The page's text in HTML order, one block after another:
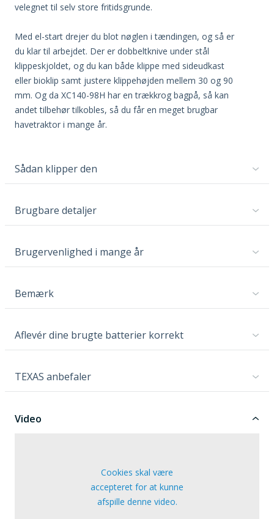
velegnet til selv store fritidsgrunde.
Med el-start drejer du blot nøglen i tændingen, og så er
du klar til arbejdet. Der er dobbeltknive under stål
klippeskjoldet, og du kan både klippe med sideudkast
eller bioklip samt justere klippehøjden mellem 30 og 90
mm. Og da XC140-98H har en trækkrog bagpå, så kan
andet tilbehør tilkobles, så du får en meget brugbar
havetraktor i mange år.
Sådan klipper den
Brugbare detaljer
Brugervenlighed i mange år
Bemærk
Aflevér dine brugte batterier korrekt
TEXAS anbefaler
Video
Cookies skal være
accepteret for at kunne
afspille denne video.